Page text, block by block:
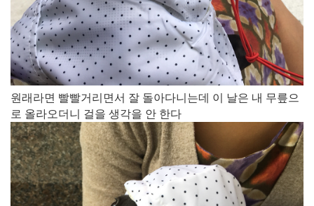
원래라면 빨빨거리면서 잘 돌아다니는데 이 날은 내 무릎으
로 올라오더니 걸을 생각을 안 한다​